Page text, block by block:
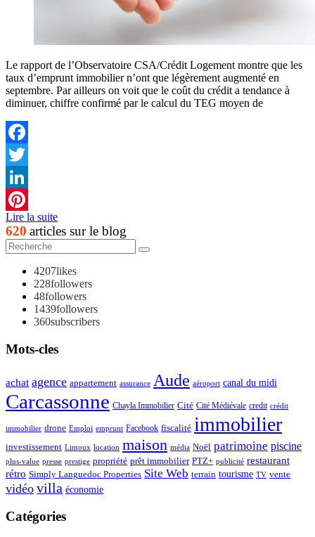
Le rapport de l’Observatoire CSA/Crédit Logement montre que les
taux d’emprunt immobilier n’ont que légèrement augmenté en
septembre. Par ailleurs on voit que le coût du crédit a tendance à
diminuer, chiffre confirmé par le calcul du TEG moyen de
Facebook
Twitter
LinkedIn
Pinterest
Lire la suite
620 articles sur le blog
4207likes
228followers
48followers
1439followers
360subscribers
Mots-cles
achat agence appartement assurance Aude aéroport canal du midi
Carcassonne Chayla Immobilier Cité Cité Médiévale credit crédit
immobilier drone Emploi emprunt Facebook fiscalité immobilier
investissement Limoux location maison média Noël patrimoine piscine
plus-value presse prestige propriété prêt immobilier PTZ+ publicité restaurant
rétro Simply Languedoc Properties Site Web terrain tourisme TV vente
vidéo villa économie
Catégories